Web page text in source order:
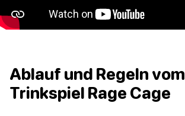
Ablauf und Regeln vom
Trinkspiel Rage Cage